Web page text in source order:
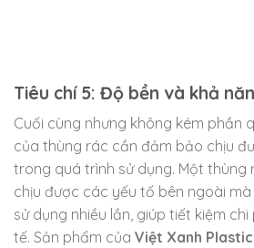
Tiêu chí 5: Độ bền và khả
Cuối cùng nhưng không kém phần
của thùng rác cần đảm bảo chịu
trong quá trình sử dụng. Một thùng
chịu được các yếu tố bên ngoài
sử dụng nhiều lần, giúp tiết kiệm
tế. Sản phẩm của Việt Xanh Plastic